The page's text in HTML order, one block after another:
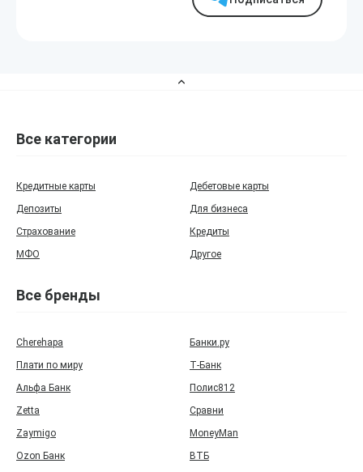
Все категории
Кредитные карты
Дебетовые карты
Депозиты
Для бизнеса
Страхование
Кредиты
МФО
Другое
Все бренды
Cherehapa
Банки.ру
Плати по миру
Т‑Банк
Альфа Банк
Полис812
Zetta
Сравни
Zaymigo
MoneyMan
Ozon Банк
ВТБ